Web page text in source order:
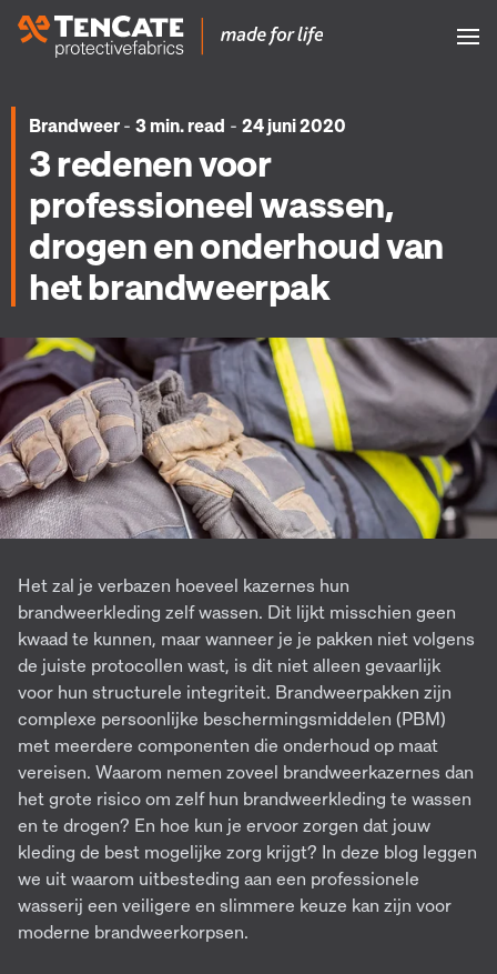
Brandweer - 3 min. read - 24 juni 2020
3 redenen voor
professioneel wassen,
drogen en onderhoud van
het brandweerpak
Het zal je verbazen hoeveel kazernes hun
brandweerkleding zelf wassen. Dit lijkt misschien geen
kwaad te kunnen, maar wanneer je je pakken niet volgens
de juiste protocollen wast, is dit niet alleen gevaarlijk
voor hun structurele integriteit. Brandweerpakken zijn
complexe persoonlijke beschermingsmiddelen (PBM)
met meerdere componenten die onderhoud op maat
vereisen. Waarom nemen zoveel brandweerkazernes dan
het grote risico om zelf hun brandweerkleding te wassen
en te drogen? En hoe kun je ervoor zorgen dat jouw
kleding de best mogelijke zorg krijgt? In deze blog leggen
we uit waarom uitbesteding aan een professionele
wasserij een veiligere en slimmere keuze kan zijn voor
moderne brandweerkorpsen.